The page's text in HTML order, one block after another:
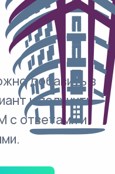
добавить в
и получить
с ответами и